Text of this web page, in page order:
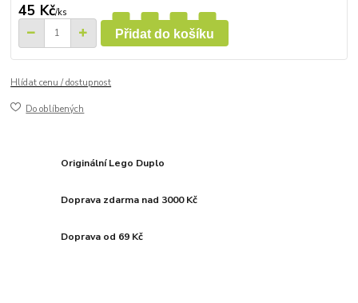
45 Kč/ks
Přidat do košíku
Hlídat cenu / dostupnost
Do oblíbených
Originální Lego Duplo
Doprava zdarma nad 3000 Kč
Doprava od 69 Kč